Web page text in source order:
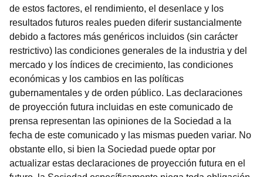
de estos factores, el rendimiento, el desenlace y los
resultados futuros reales pueden diferir sustancialmente
debido a factores más genéricos incluidos (sin carácter
restrictivo) las condiciones generales de la industria y del
mercado y los índices de crecimiento, las condiciones
económicas y los cambios en las políticas
gubernamentales y de orden público. Las declaraciones
de proyección futura incluidas en este comunicado de
prensa representan las opiniones de la Sociedad a la
fecha de este comunicado y las mismas pueden variar. No
obstante ello, si bien la Sociedad puede optar por
actualizar estas declaraciones de proyección futura en el